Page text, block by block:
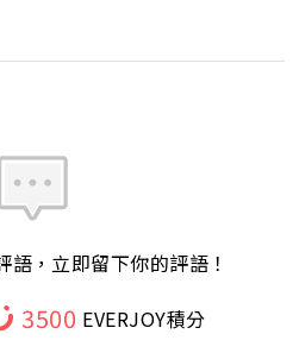
語，立即留下你的評語！
3500 EVERJOY積分